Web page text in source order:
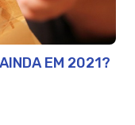
EM 2021?